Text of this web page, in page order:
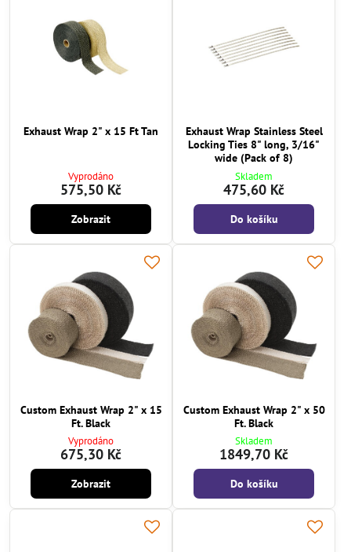
Exhaust Wrap 2" x 15 Ft Tan
Vyprodáno
575,50 Kč
Zobrazit
Exhaust Wrap Stainless Steel
Locking Ties 8" long, 3/16"
wide (Pack of 8)
Skladem
475,60 Kč
Do košíku
Custom Exhaust Wrap 2" x 15
Ft. Black
Vyprodáno
675,30 Kč
Zobrazit
Custom Exhaust Wrap 2" x 50
Ft. Black
Skladem
1849,70 Kč
Do košíku